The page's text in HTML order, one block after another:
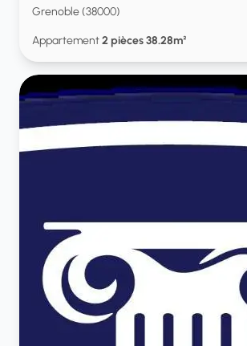
Grenoble (38000)
Appartement2 pièces 38.28m²